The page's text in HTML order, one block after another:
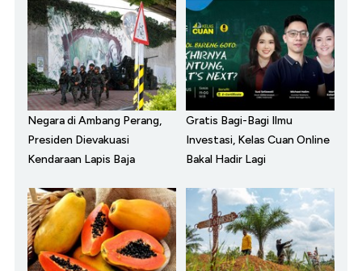
Negara di Ambang Perang,
Presiden Dievakuasi
Kendaraan Lapis Baja
Gratis Bagi-Bagi Ilmu
Investasi, Kelas Cuan Online
Bakal Hadir Lagi